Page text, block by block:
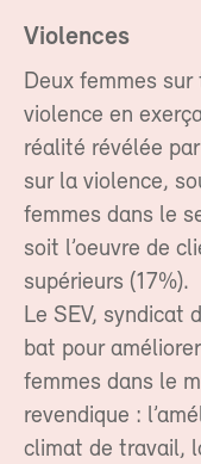
Violences
Deux femmes
violence en
réalité révélée
sur la violence,
femmes dans le
soit l’oeuvre de
supérieurs (17%).
Le SEV, syndicat
bat pour
femmes dans le
revendique :
climat de travail,